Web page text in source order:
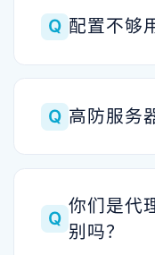
Q 配置不够
Q 高防服务
Q
你们是代
别吗？